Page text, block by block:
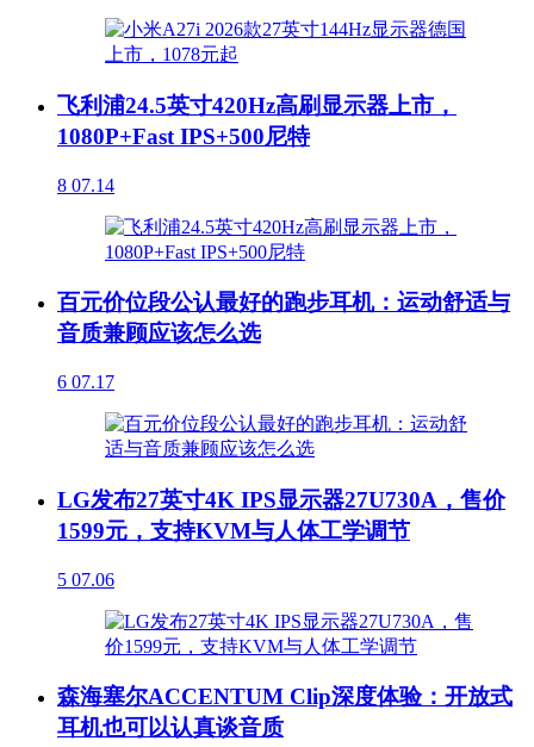
飞利浦24.5英寸420Hz高刷显示器上市，
1080P+Fast IPS+500尼特
8 07.14
百元价位段公认最好的跑步耳机：运动舒适与
音质兼顾应该怎么选
6 07.17
LG发布27英寸4K IPS显示器27U730A，售价
1599元，支持KVM与人体工学调节
5 07.06
森海塞尔ACCENTUM Clip深度体验：开放式
耳机也可以认真谈音质